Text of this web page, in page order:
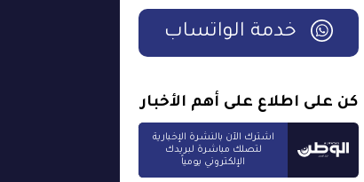
خدمة الواتساب
كن على اطلاع على أهم الأخبار
اشترك الآن بالنشرة الإخبارية
لتصلك مباشرة لبريدك
الإلكتروني يومياً